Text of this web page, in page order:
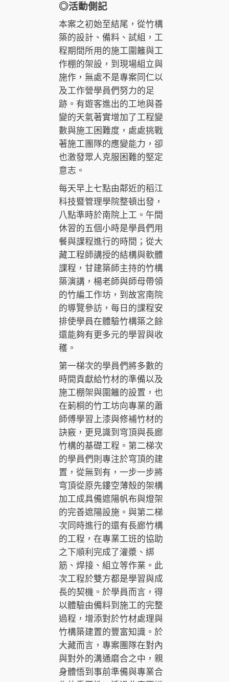
◎活動側記
本案之初始至結尾，從竹構
築的設計、備料、試組，工
程期間所用的施工圍籬與工
作棚的架設，到現場組立與
施作，無處不是專案同仁以
及工作營學員們努力的足
跡。有遊客進出的工地與善
變的天氣著實增加了工程變
數與施工困難度，處處挑戰
著施工團隊的應變能力，卻
也激發眾人克服困難的堅定
意志。
每天早上七點由鄰近的稻江
科技暨管理學院整頓出發，
八點準時於南院上工。午間
休習的五個小時是學員們用
餐與課程進行的時間；從大
藏工程師講授的結構與軟體
課程，甘建築師主持的竹構
築演講，楊老師與師母帶領
的竹編工作坊，到故宮南院
的導覽參訪，每日的課程安
排使學員在體驗竹構築之餘
還能夠有更多元的學習與收
穫。
第一梯次的學員們將多數的
時間貢獻給竹材的準備以及
施工棚架與圍籬的設置，也
在莿桐的竹工坊向專業的蕭
師傅學習上漆與修補竹材的
訣竅，更見識到穹頂與長廊
竹構的基礎工程。第二梯次
的學員們則專注於穹頂的建
置，從無到有，一步一步將
穹頂從原先鏤空薄殼的架構
加工成具備遮陽帆布與燈架
的完善遮陽設施。與第二梯
次同時進行的還有長廊竹構
的工程，在專業工班的協助
之下順利完成了灌漿、綁
筋、焊接、組立等作業。此
次工程於雙方都是學習與成
長的契機。於學員而言，得
以體驗由備料到施工的完整
過程，增添對於竹材處理與
竹構築建置的豐富知識。於
大藏而言，專案團隊在對內
與對外的溝通磨合之中，親
身體悟到事前準備與專業合